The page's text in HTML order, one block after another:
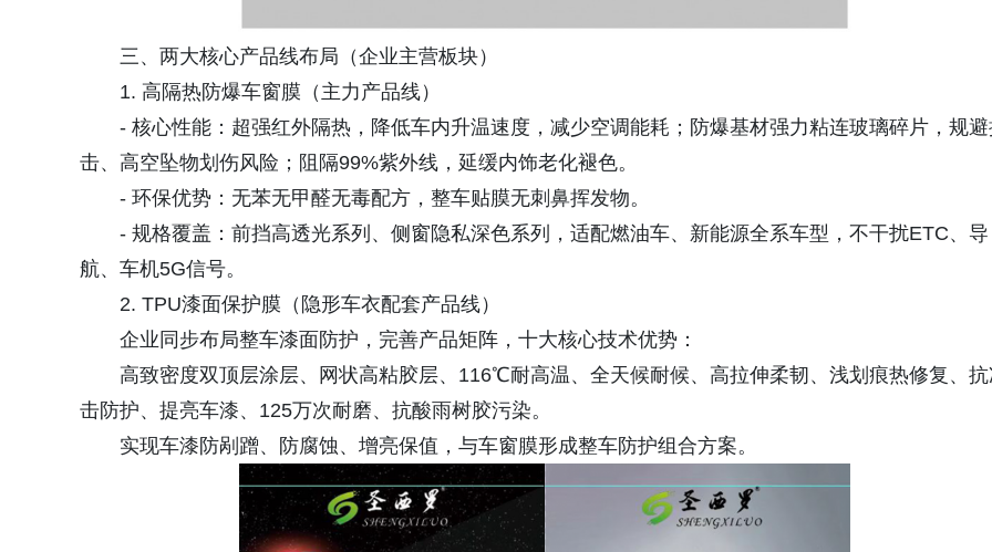
三、两大核心产品线布局（企业主营板块）
1. 高隔热防爆车窗膜（主力产品线）
- 核心性能：超强红外隔热，降低车内升温速度，减少空调能耗；防爆基材强力粘连玻璃碎片，规
击、高空坠物划伤风险；阻隔99%紫外线，延缓内饰老化褪色。
- 环保优势：无苯无甲醛无毒配方，整车贴膜无刺鼻挥发物。
- 规格覆盖：前挡高透光系列、侧窗隐私深色系列，适配燃油车、新能源全系车型，不干扰ETC、导
航、车机5G信号。
2. TPU漆面保护膜（隐形车衣配套产品线）
企业同步布局整车漆面防护，完善产品矩阵，十大核心技术优势：
高致密度双顶层涂层、网状高粘胶层、116℃耐高温、全天候耐候、高拉伸柔韧、浅划痕热修复、
击防护、提亮车漆、125万次耐磨、抗酸雨树胶污染。
实现车漆防剐蹭、防腐蚀、增亮保值，与车窗膜形成整车防护组合方案。